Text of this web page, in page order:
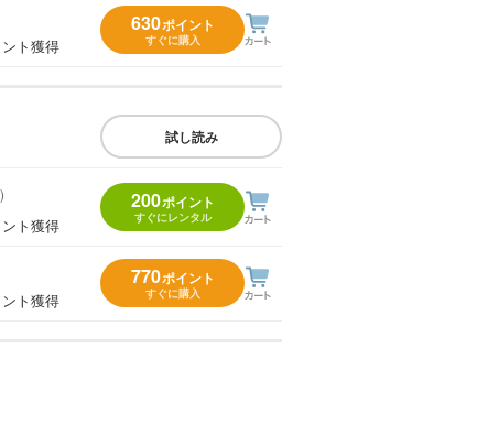
ント獲得
630ポイント
すぐに購入
試し読み
ント獲得
200ポイント
すぐにレンタル
ント獲得
770ポイント
すぐに購入